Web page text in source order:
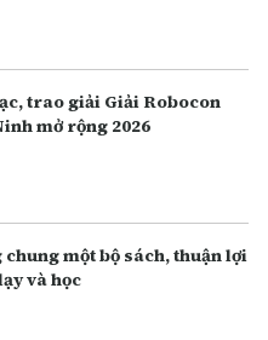
trao giải Giải Robocon
mở rộng 2026
chung một bộ sách, thuận lợi
và học